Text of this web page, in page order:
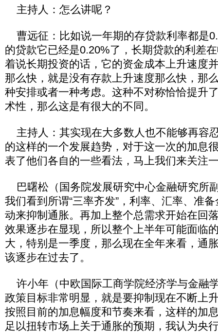
主持人：怎么讲呢？
曹远征：比如说一年期的存贷款利率都是
的贷款它已经是0.20%了，长期贷款的利差
着说长期投资的话，它的资金成本上升速度
那么快，就是没有存款上升速度那么快，那
种安排或者一种考虑。这种不对称恰恰提升
术性，那么这是有很大的不同。
主持人：其实现在大多数人也不能够再容
的这样的一个发展趋势，对于这一次的加息
表了他们各自的一些看法，马上我们来关注
巴曙松（国务院发展研究中心金融研究所
我们看到所谓“三率齐发”，利率、汇率、准
动来抑制通胀。再加上整个总需求开始在回
效果逐步在显现，所以整个上半年可能面临
大，特别是一季度，那么现在全年来看，通
该逐步在过去了。
许小年（中欧国际工商学院经济学与金融
政策目标非常明显，就是要抑制现在不断上
按照目前的加息幅度和节奏来看，这样的加
足以扭转市场上关于通胀的预期，我认为央